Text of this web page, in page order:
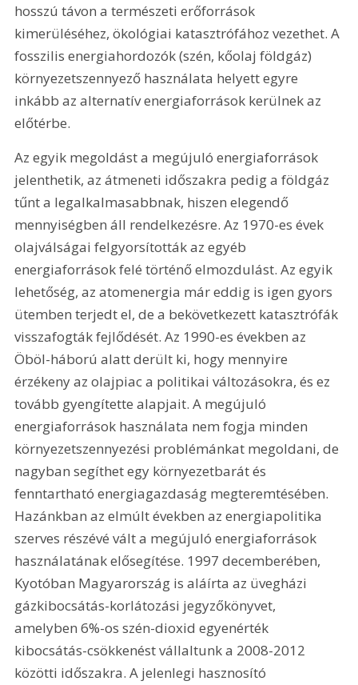
hosszú távon a természeti erőforrások
kimerüléséhez, ökológiai katasztrófához vezethet. A
fosszilis energiahordozók (szén, kőolaj földgáz)
környezetszennyező használata helyett egyre
inkább az alternatív energiaforrások kerülnek az
előtérbe.
Az egyik megoldást a megújuló energiaforrások
jelenthetik, az átmeneti időszakra pedig a földgáz
tűnt a legalkalmasabbnak, hiszen elegendő
mennyiségben áll rendelkezésre. Az 1970-es évek
olajválságai felgyorsították az egyéb
energiaforrások felé történő elmozdulást. Az egyik
lehetőség, az atomenergia már eddig is igen gyors
ütemben terjedt el, de a bekövetkezett katasztrófák
visszafogták fejlődését. Az 1990-es években az
Öböl-háború alatt derült ki, hogy mennyire
érzékeny az olajpiac a politikai változásokra, és ez
tovább gyengítette alapjait. A megújuló
energiaforrások használata nem fogja minden
környezetszennyezési problémánkat megoldani, de
nagyban segíthet egy környezetbarát és
fenntartható energiagazdaság megteremtésében.
Hazánkban az elmúlt években az energiapolitika
szerves részévé vált a megújuló energiaforrások
használatának elősegítése. 1997 decemberében,
Kyotóban Magyarország is aláírta az üvegházi
gázkibocsátás-korlátozási jegyzőkönyvet,
amelyben 6%-os szén-dioxid egyenérték
kibocsátás-csökkenést vállaltunk a 2008-2012
közötti időszakra. A jelenlegi hasznosító